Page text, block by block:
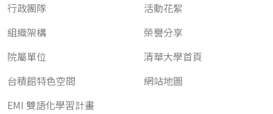
行政團隊
組織架構
院屬單位
台積館特色空間
EMI 雙語化學習計畫
活動花絮
榮譽分享
清華大學首頁
網站地圖